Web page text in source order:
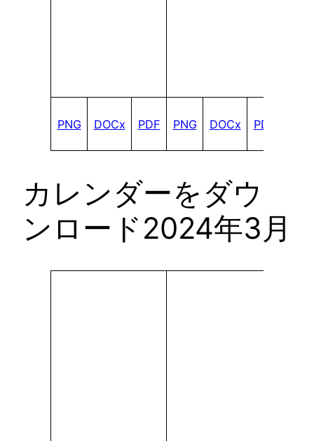
PNG DOCx PDF PNG DOCx PDF
カレンダーをダウ
ンロード2024年3月